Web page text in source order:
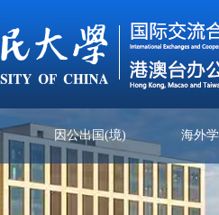
因公出国(境) 海外